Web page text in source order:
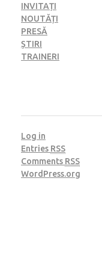
INVITAȚI
NOUTĂȚI
PRESĂ
ȘTIRI
TRAINERI
Log in
Entries RSS
Comments RSS
WordPress.org